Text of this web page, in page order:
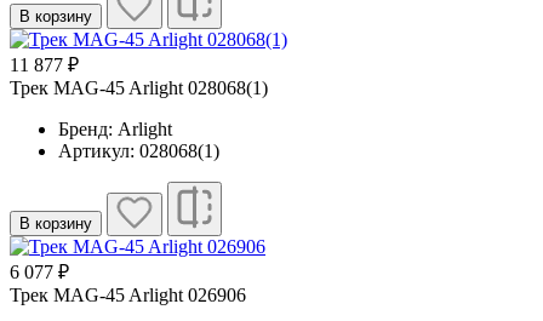
В корзину
11 877 ₽
Трек MAG-45 Arlight 028068(1)
Бренд: Arlight
Артикул: 028068(1)
В корзину
6 077 ₽
Трек MAG-45 Arlight 026906